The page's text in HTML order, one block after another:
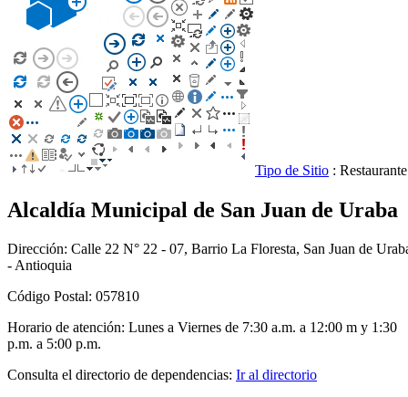
Tipo de Sitio :
Alcaldía Municipal de San Juan de Uraba
Dirección: Calle 22 N° 22 - 07, Barrio La Floresta, San Juan de
- Antioquia
Código Postal: 057810
Horario de atención: Lunes a Viernes de 7:30 a.m. a 12:00 m y 1:30
p.m. a 5:00 p.m.
Consulta el directorio de dependencias: Ir al directorio